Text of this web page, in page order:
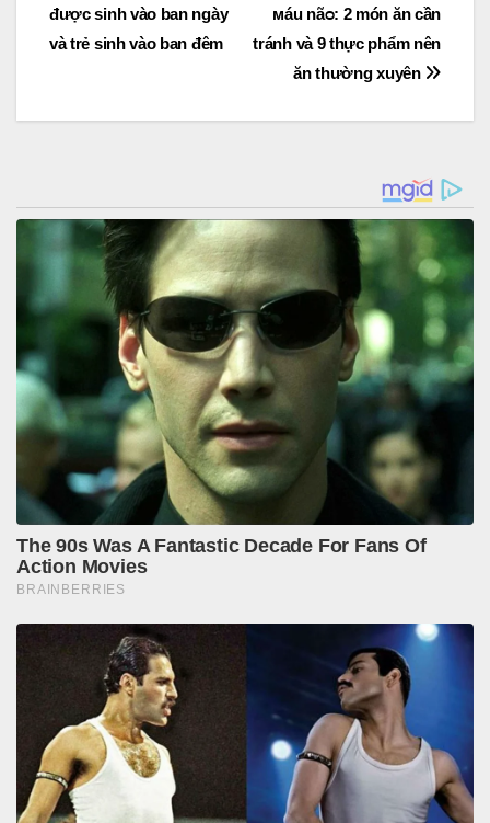
мáu nãᴑ: 2 món ăn cần
tránh và 9 thực phẩm nên
ăn thường xuyên
được sinh vào ban ngày
và trẻ sinh vào ban đêm